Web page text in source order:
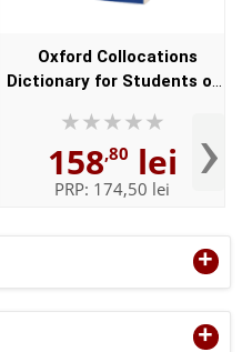
+
+
Oxford Collocations
Dictionary for Students of
students of English -
Format, Paperback
158,80 lei
PRP: 174,50 lei ›